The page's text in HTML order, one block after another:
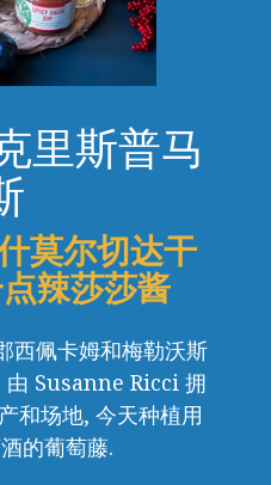
里斯普马
莫尔切达干
辣莎莎酱
西佩卡姆和梅勒沃斯
由 Susanne Ricci 拥
和场地, 今天种植用
的葡萄藤.